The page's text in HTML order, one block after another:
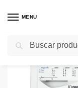
MENU
Inicio Gama blanca